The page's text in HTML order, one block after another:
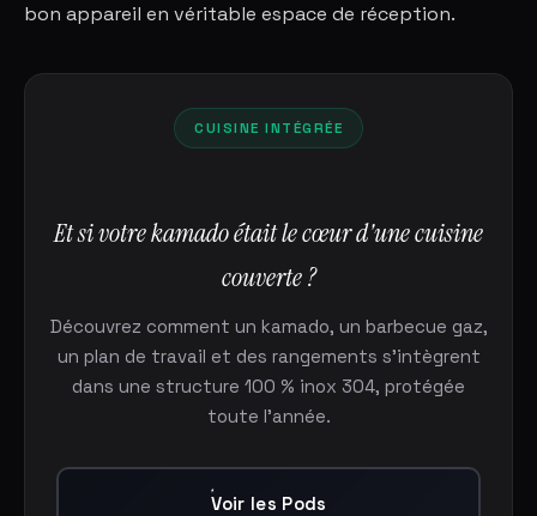
bon appareil en véritable espace de réception.
CUISINE INTÉGRÉE
Et si votre kamado était le cœur d'une cuisine
couverte ?
Découvrez comment un kamado, un barbecue gaz,
un plan de travail et des rangements s'intègrent
dans une structure 100 % inox 304, protégée
toute l'année.
Voir les Pods